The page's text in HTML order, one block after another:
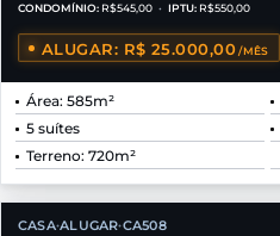
CONDOMÍNIO: R$545,00 • IPTU: R$550,00
ALUGAR: R$ 25.000,00 /MÊS
Área: 585m²
5 suítes
Terreno: 720m²
CASA•ALUGAR•CA508